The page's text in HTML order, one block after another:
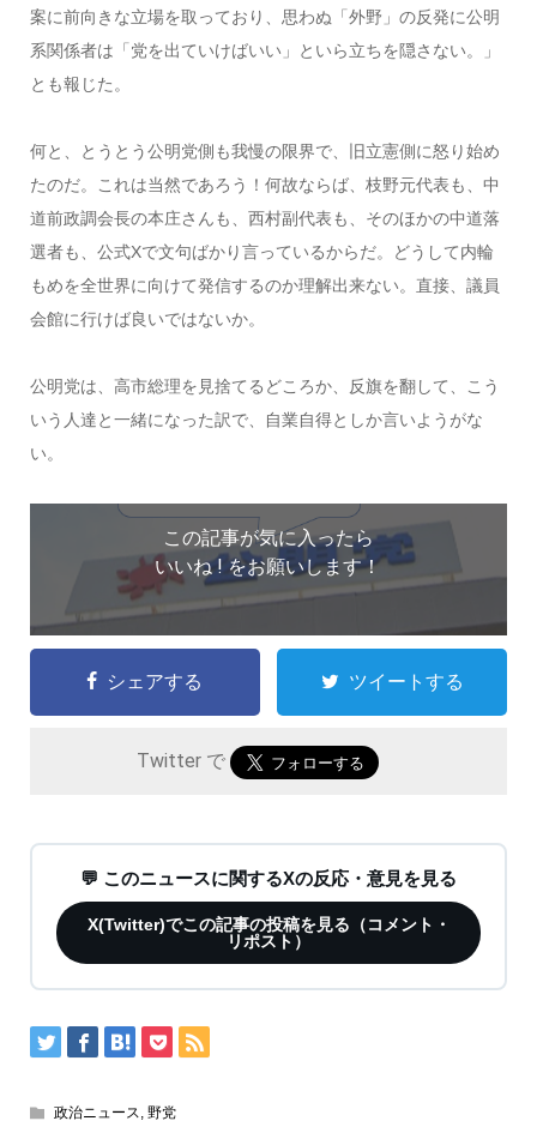
案に前向きな立場を取っており、思わぬ「外野」の反発に公明
系関係者は「党を出ていけばいい」といら立ちを隠さない。」
とも報じた。
何と、とうとう公明党側も我慢の限界で、旧立憲側に怒り始め
たのだ。これは当然であろう！何故ならば、枝野元代表も、中
道前政調会長の本庄さんも、西村副代表も、そのほかの中道落
選者も、公式Xで文句ばかり言っているからだ。どうして内輪
もめを全世界に向けて発信するのか理解出来ない。直接、議員
会館に行けば良いではないか。
公明党は、高市総理を見捨てるどころか、反旗を翻して、こう
いう人達と一緒になった訳で、自業自得としか言いようがな
い。
この記事が気に入ったら
いいね ! をお願いします！
シェアする ツイートする
Twitter で
💬 このニュースに関するXの反応・意見を見る
X(Twitter)でこの記事の投稿を見る（コメント・
リポスト）
政治ニュース, 野党